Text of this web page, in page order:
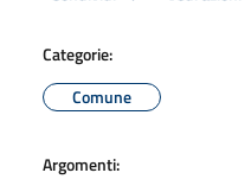
Categorie:
Comune
Argomenti: